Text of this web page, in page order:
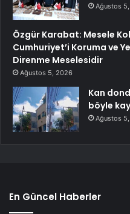
Ağustos
Özgür Karabat: Mesele
Cumhuriyet’i Koruma ve
Direnme Meselesidir
Ağustos 5, 2026
Kan
böyle
Ağustos
En Güncel Haberler